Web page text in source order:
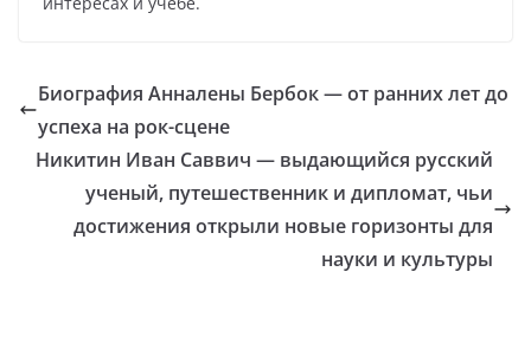
Биография Анналены Бербок — от ранних лет до
успеха на рок-сцене
Никитин Иван Саввич — выдающийся русский
ученый, путешественник и дипломат, чьи
достижения открыли новые горизонты для
науки и культуры